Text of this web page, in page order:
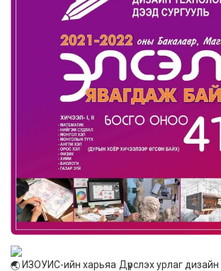
ИЗОУИС-ийн харьяа Дүрслэх урлаг